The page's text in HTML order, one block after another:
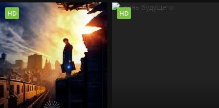
HD HD